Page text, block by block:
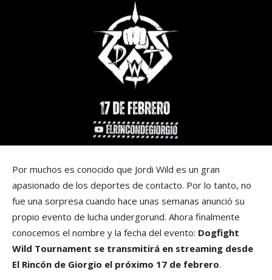
Por muchos es conocido que Jordi Wild es un gran
apasionado de los deportes de contacto. Por lo tanto, no
fue una sorpresa cuando hace unas semanas anunció su
propio evento de lucha undergorund. Ahora finalmente
conocemos el nombre y la fecha del evento: Dogfight
Wild Tournament se transmitirá en streaming desde
El Rincón de Giorgio el próximo 17 de febrero.